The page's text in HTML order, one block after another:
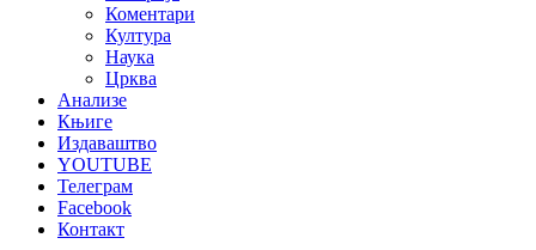
Коментари
Култура
Наука
Црква
Анализе
Књиге
Издаваштво
YOUTUBE
Телеграм
Facebook
Контакт